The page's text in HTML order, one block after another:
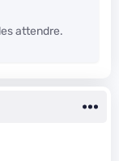
attendre.